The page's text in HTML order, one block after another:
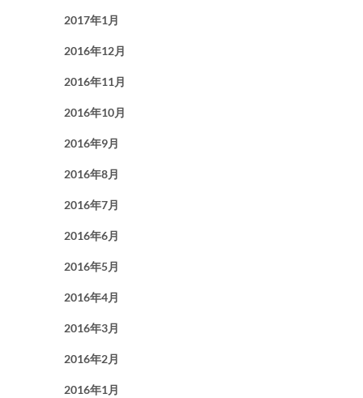
2017年1月
2016年12月
2016年11月
2016年10月
2016年9月
2016年8月
2016年7月
2016年6月
2016年5月
2016年4月
2016年3月
2016年2月
2016年1月